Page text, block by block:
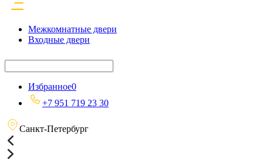
Межкомнатные двери
Входные двери
Избранное0
+7 951 719 23 30
Санкт-Петербург